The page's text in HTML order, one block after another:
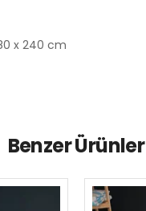
x 240 cm
Benzer Ürünler